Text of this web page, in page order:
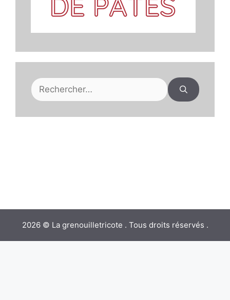
Rechercher :
2026 © La grenouilletricote . Tous droits réservés .